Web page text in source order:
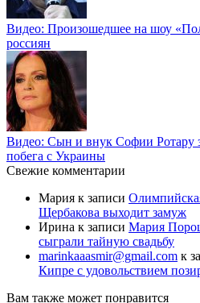
Видео: Произошедшее на шоу
россиян
Видео: Сын и внук Софии Ротару
побега с Украины
Свежие комментарии
Мария к записи
Щербакова выходит замуж
Ирина к записи Мария
сыграли тайную свадьбу
marinkaaasmir@gmail.com к
Кипре с удовольствием
Вам также может понравится